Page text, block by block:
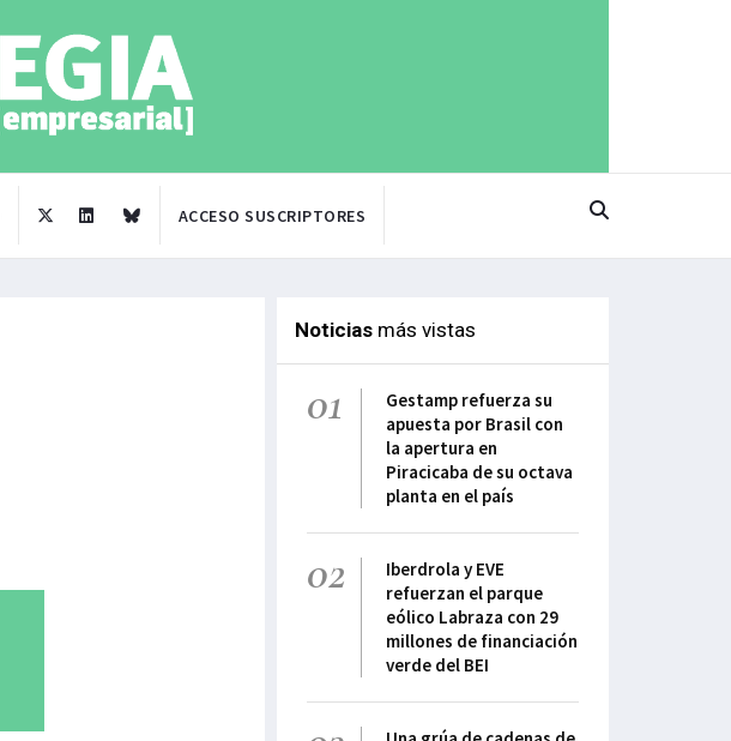
ACCESO SUSCRIPTORES
Noticiasmás vistas
01
Gestamp refuerza su
apuesta por Brasil con
la apertura en
Piracicaba de su octava
planta en el país
02
Iberdrola y EVE
refuerzan el parque
eólico Labraza con 29
millones de financiación
verde del BEI